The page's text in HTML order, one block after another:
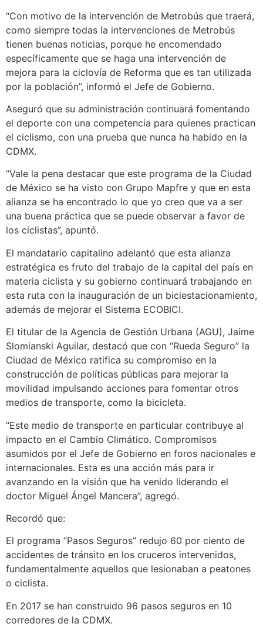
“Con motivo de la intervención de Metrobús que traerá,
como siempre todas la intervenciones de Metrobús
tienen buenas noticias, porque he encomendado
específicamente que se haga una intervención de
mejora para la ciclovía de Reforma que es tan utilizada
por la población”, informó el Jefe de Gobierno.
Aseguró que su administración continuará fomentando
el deporte con una competencia para quienes practican
el ciclismo, con una prueba que nunca ha habido en la
CDMX.
“Vale la pena destacar que este programa de la Ciudad
de México se ha visto con Grupo Mapfre y que en esta
alianza se ha encontrado lo que yo creo que va a ser
una buena práctica que se puede observar a favor de
los ciclistas”, apuntó.
El mandatario capitalino adelantó que esta alianza
estratégica es fruto del trabajo de la capital del país en
materia ciclista y su gobierno continuará trabajando en
esta ruta con la inauguración de un biciestacionamiento,
además de mejorar el Sistema ECOBICI.
El titular de la Agencia de Gestión Urbana (AGU), Jaime
Slomianski Aguilar, destacó que con “Rueda Seguro” la
Ciudad de México ratifica su compromiso en la
construcción de políticas públicas para mejorar la
movilidad impulsando acciones para fomentar otros
medios de transporte, como la bicicleta.
“Este medio de transporte en particular contribuye al
impacto en el Cambio Climático. Compromisos
asumidos por el Jefe de Gobierno en foros nacionales e
internacionales. Esta es una acción más para ir
avanzando en la visión que ha venido liderando el
doctor Miguel Ángel Mancera”, agregó.
Recordó que:
El programa “Pasos Seguros” redujo 60 por ciento de
accidentes de tránsito en los cruceros intervenidos,
fundamentalmente aquellos que lesionaban a peatones
o ciclista.
En 2017 se han construido 96 pasos seguros en 10
corredores de la CDMX.